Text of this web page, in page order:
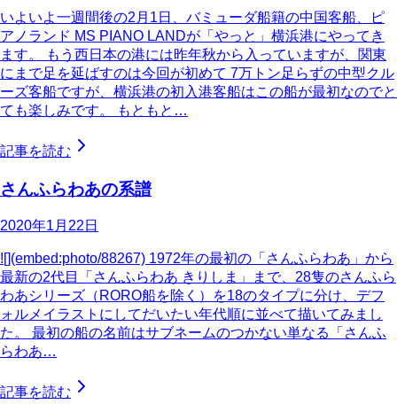
いよいよ一週間後の2月1日、バミューダ船籍の中国客船、ピ
アノランド MS PIANO LANDが「やっと」横浜港にやってき
ます。 もう西日本の港には昨年秋から入っていますが、関東
にまで足を延ばすのは今回が初めて 7万トン足らずの中型クル
ーズ客船ですが、横浜港の初入港客船はこの船が最初なのでと
ても楽しみです。 もともと…
記事を読む
さんふらわあの系譜
2020年1月22日
![](embed:photo/88267) 1972年の最初の「さんふらわあ」から
最新の2代目「さんふらわあ きりしま」まで、28隻のさんふら
わあシリーズ（RORO船を除く）を18のタイプに分け、デフ
ォルメイラストにしてだいたい年代順に並べて描いてみまし
た。 最初の船の名前はサブネームのつかない単なる「さんふ
らわあ…
記事を読む